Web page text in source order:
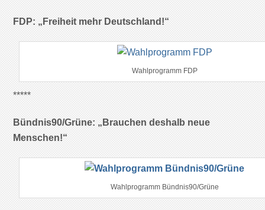
FDP: „Freiheit mehr Deutschland!“
Wahlprogramm FDP
*****
Bündnis90/Grüne: „Brauchen deshalb neue
Menschen!“
Wahlprogramm Bündnis90/Grüne